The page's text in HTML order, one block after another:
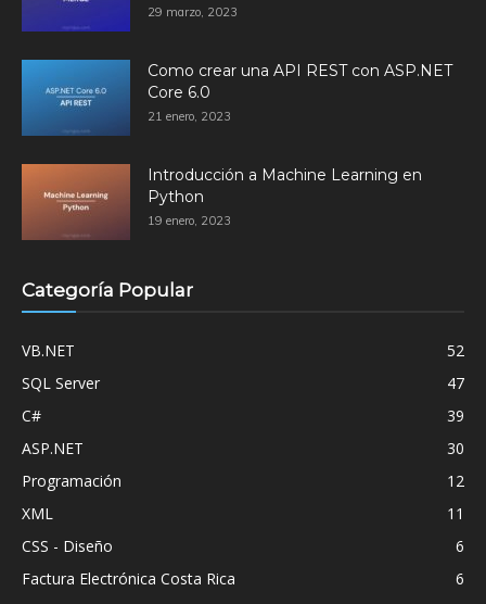
29 marzo, 2023
Como crear una API REST con ASP.NET
Core 6.0
21 enero, 2023
Introducción a Machine Learning en
Python
19 enero, 2023
Categoría Popular
VB.NET
52
SQL Server
47
C#
39
ASP.NET
30
Programación
12
XML
11
CSS - Diseño
6
Factura Electrónica Costa Rica
6